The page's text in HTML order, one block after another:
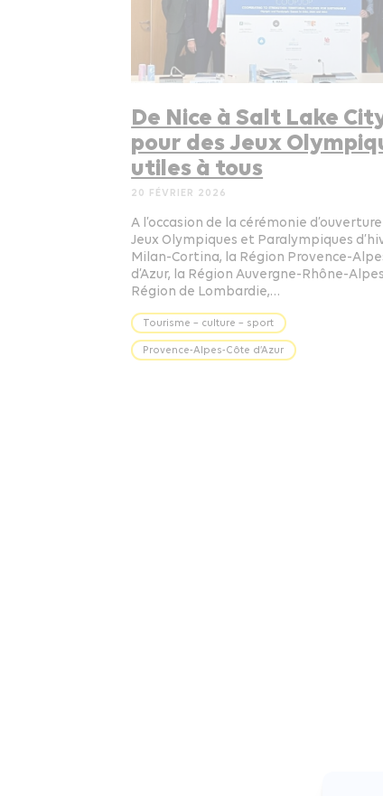
De Nice à Salt Lake
pour des Jeux
utiles à tous
20 FÉVRIER 2026
A l’occasion de la cérémonie
Jeux Olympiques et Paralympiques
Milan-Cortina, la Région Provence-
d’Azur, la Région Auvergne-Rhône-
Région de Lombardie,…
Tourisme – culture – sport
Provence-Alpes-Côte d’Azur